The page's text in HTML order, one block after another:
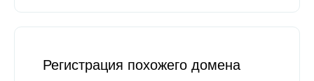
Регистрация похожего домена